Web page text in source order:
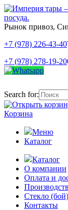
Рынок привоз,
+7 (978) 226-43-40
+7 (978) 278-19-20
Search for:
Корзина
Меню
Каталог
Каталог
О компании
Оплата и
Стекло (бой)
Контакты